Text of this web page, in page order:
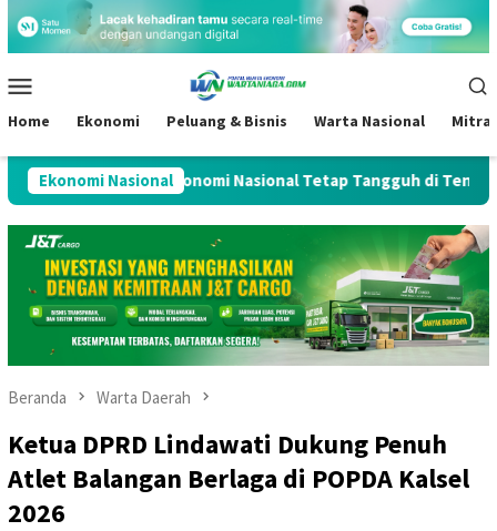
Loncat
ke
konten
Mobile
Home Ekonomi Peluang & Bisnis Warta Nasional Mitra
Ekonomi Nasional
BBB, Bukti Ekonomi Nasional Tetap Tangguh di Tengah
Beranda Warta Daerah
Ketua DPRD Lindawati Dukung Penuh
Atlet Balangan Berlaga di POPDA Kalsel
2026